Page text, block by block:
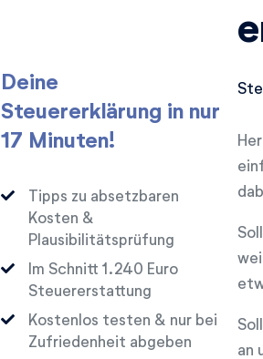
Deine
Steuererklärung in nur
17 Minuten!
Tipps zu absetzbaren
Kosten &
Plausibilitätsprüfung
Im Schnitt
Euro
Steuererstattung
Kostenlos testen & nur bei
Zufriedenheit abgeben
an